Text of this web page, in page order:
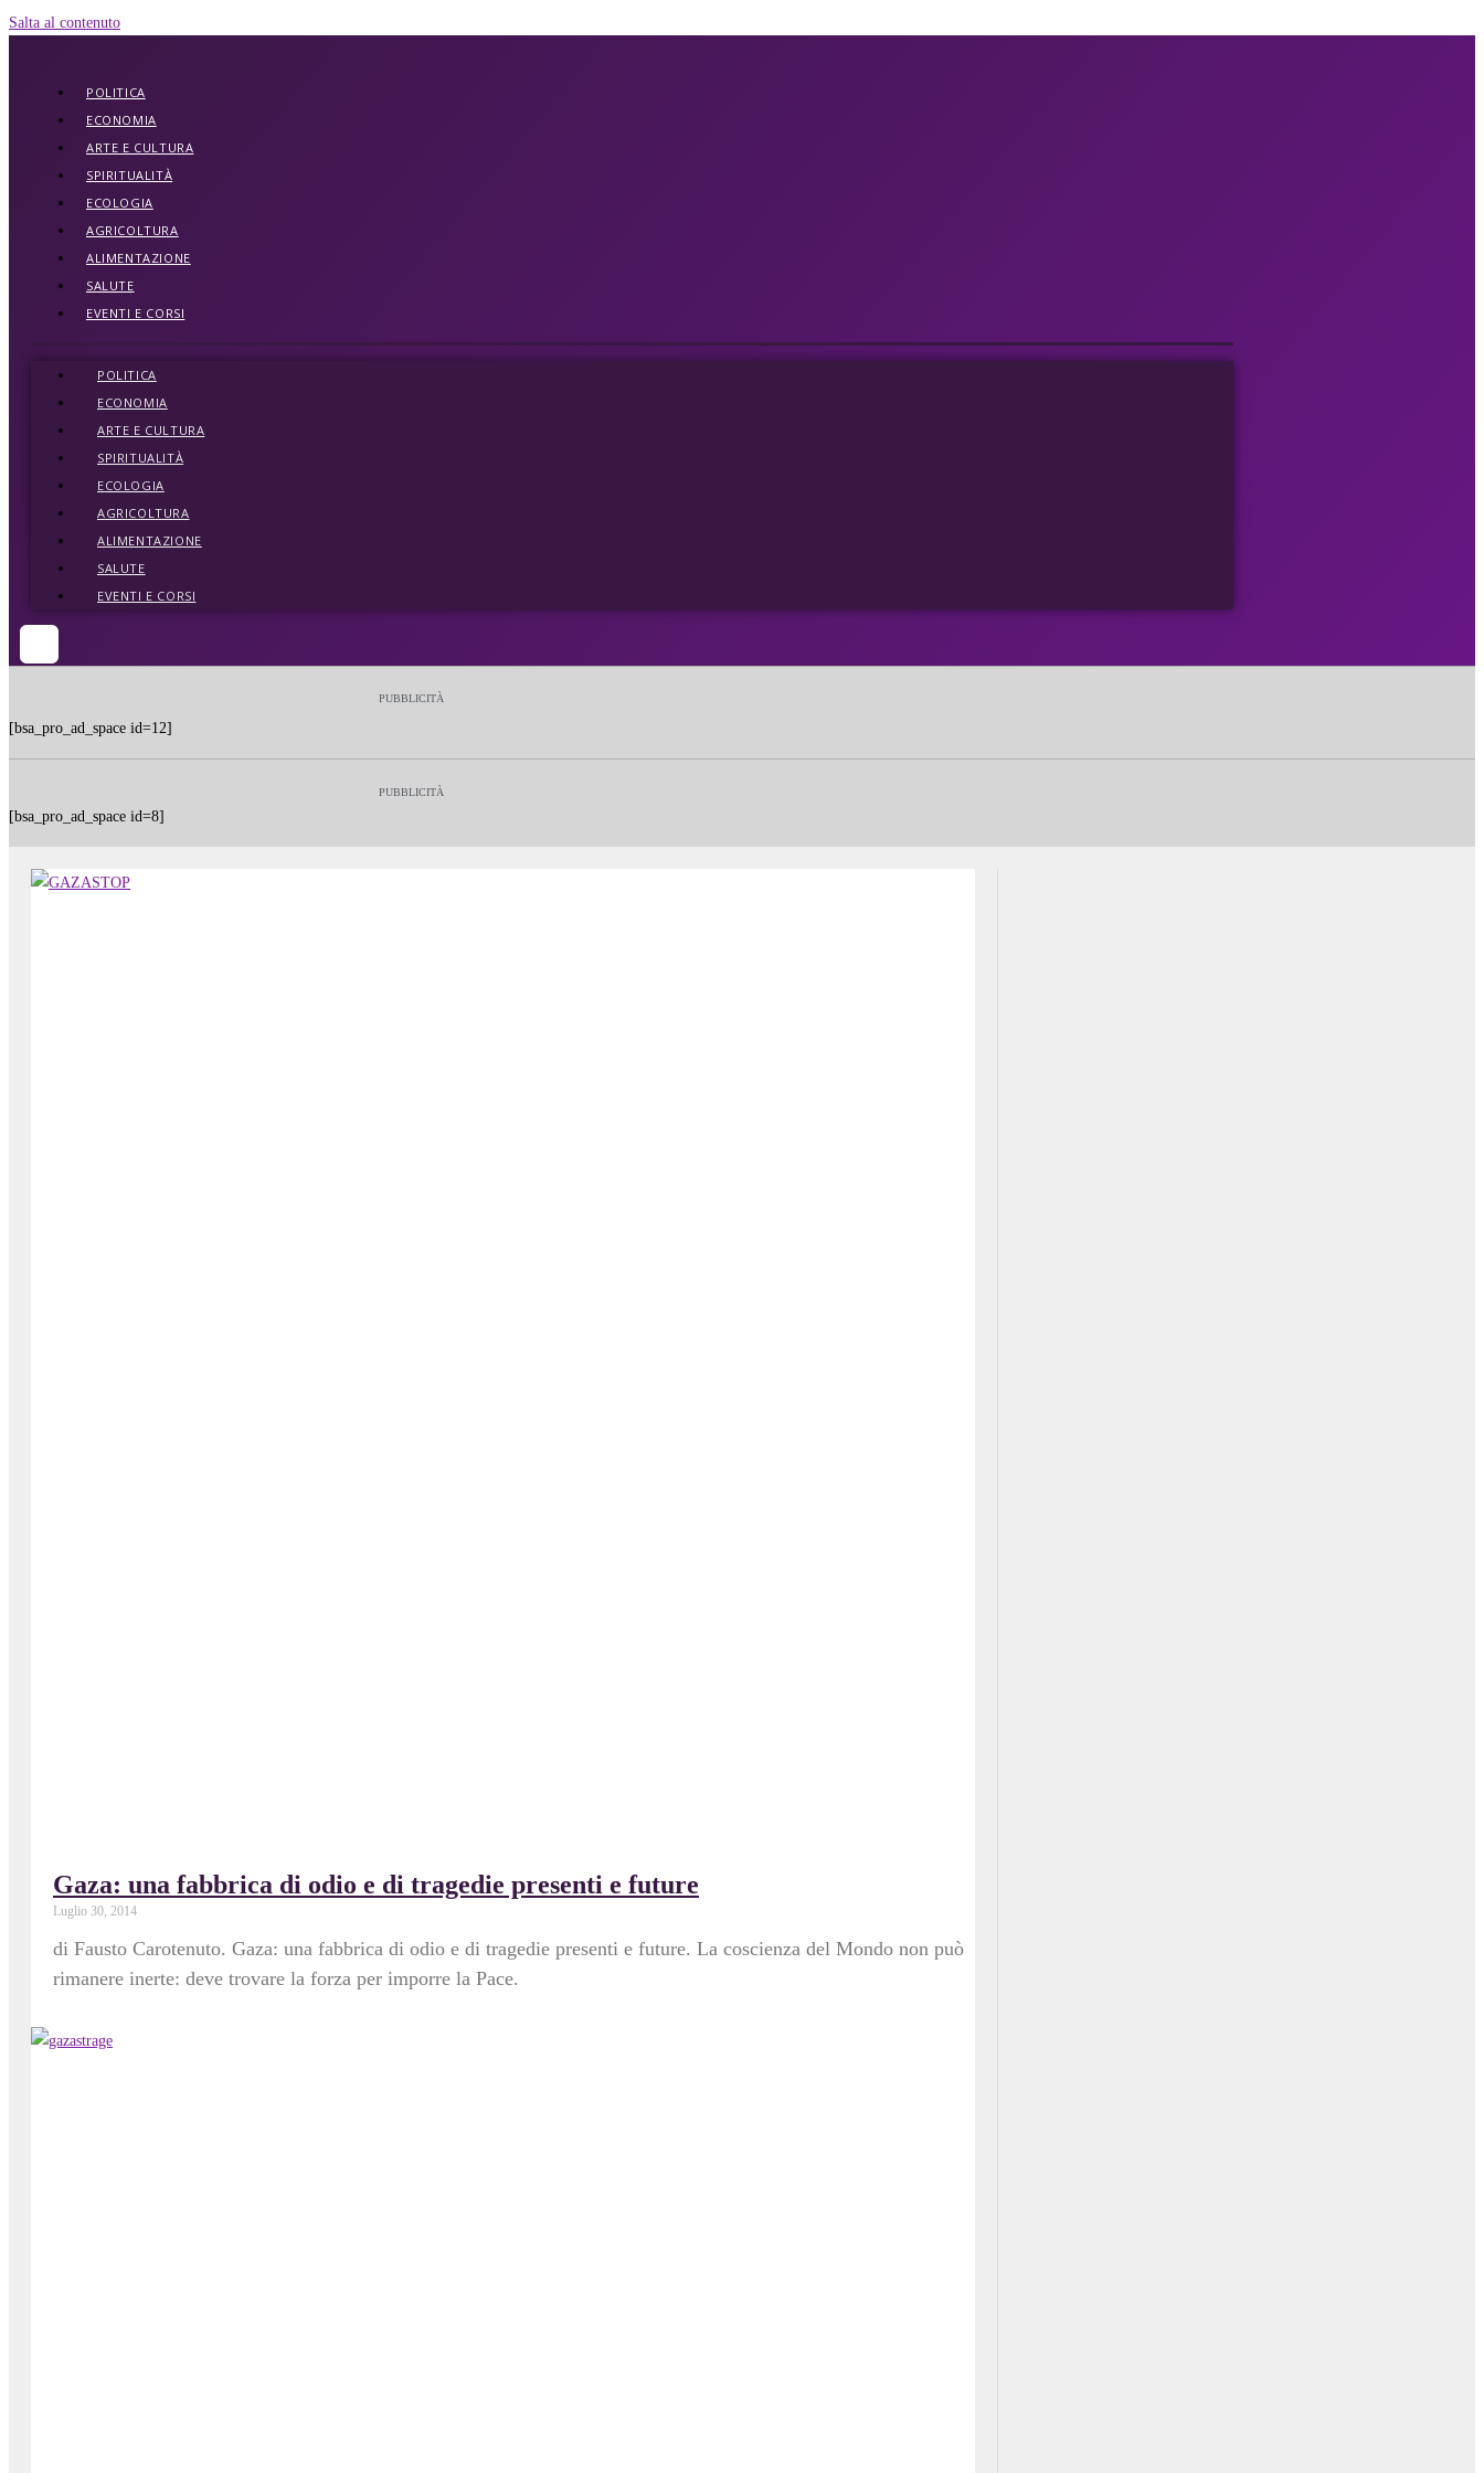
Salta al contenuto
POLITICA
ECONOMIA
ARTE E CULTURA
SPIRITUALITÀ
ECOLOGIA
AGRICOLTURA
ALIMENTAZIONE
SALUTE
EVENTI E CORSI
POLITICA
ECONOMIA
ARTE E CULTURA
SPIRITUALITÀ
ECOLOGIA
AGRICOLTURA
ALIMENTAZIONE
SALUTE
EVENTI E CORSI
PUBBLICITÀ
[bsa_pro_ad_space id=12]
PUBBLICITÀ
[bsa_pro_ad_space id=8]
Gaza: una fabbrica di odio e di tragedie presenti e future
Luglio 30, 2014
di Fausto Carotenuto. Gaza: una fabbrica di odio e di tragedie presenti e future. La coscienza del Mondo non può
rimanere inerte: deve trovare la forza per imporre la Pace.